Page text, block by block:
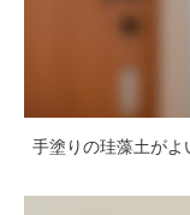
手塗りの珪藻土がよ